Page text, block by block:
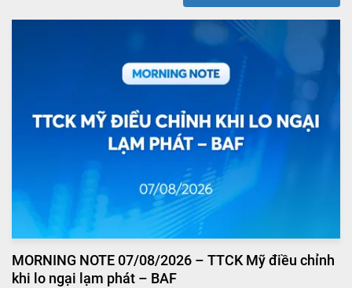
MORNING NOTE 07/08/2026 – TTCK Mỹ điều chỉnh
khi lo ngại lạm phát – BAF